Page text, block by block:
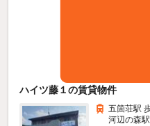
ハイツ藤１の賃貸物件
五箇荘駅
河辺の森